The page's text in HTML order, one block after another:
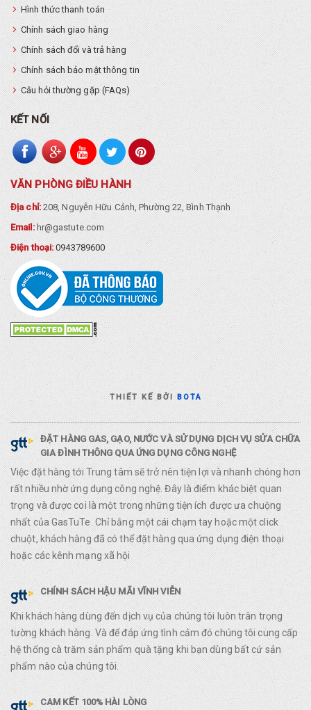
Hình thức thanh toán
Chính sách giao hàng
Chính sách đổi và trả hàng
Chính sách bảo mật thông tin
Câu hỏi thường gặp (FAQs)
KẾT NỐI
VĂN PHÒNG ĐIỀU HÀNH
Địa chỉ:208, Nguyễn Hữu Cảnh, Phường 22, Bình Thạnh
Email: hr@gastute.com
Điện thoại:0943789600
THIẾT KẾ BỞIBOTA
ĐẶT HÀNG GAS, GẠO, NƯỚC VÀ SỬ DỤNG DỊCH VỤ SỬA CHỮA
GIA ĐÌNH THÔNG QUA ỨNG DỤNG CÔNG NGHỆ
Việc đặt hàng tới Trung tâm sẽ trở nên tiện lợi và nhanh chóng hơn
rất nhiều nhờ ứng dụng công nghệ. Đây là điểm khác biệt quan
trọng và được coi là một trong những tiện ích được ưa chuộng
nhất của GasTuTe. Chỉ bằng một cái chạm tay hoặc một click
chuột, khách hàng đã có thể đặt hàng qua ứng dụng điện thoại
hoặc các kênh mạng xã hội
CHÍNH SÁCH HẬU MÃI VĨNH VIỄN
Khi khách hàng dùng đến dịch vụ của chúng tôi luôn trân trọng
tường khách hàng. Và để đáp ứng tình cảm đó chúng tôi cung cấp
hệ thống cà trăm sản phẩm quà tặng khi bạn dùng bất cứ sản
phẩm nào của chúng tôi.
CAM KẾT 100% HÀI LÒNG